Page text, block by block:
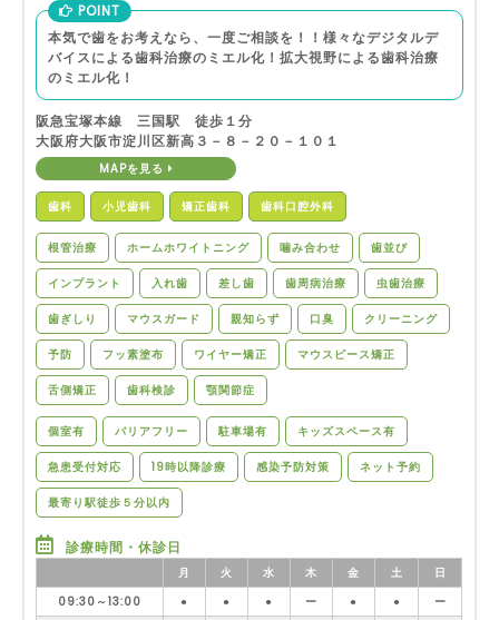
POINT
本気で歯をお考えなら、一度ご相談を！！様々なデジタルデ
バイスによる歯科治療のミエル化！拡大視野による歯科治療
のミエル化！
阪急宝塚本線 三国駅 徒歩１分
大阪府大阪市淀川区新高３－８－２０－１０１
MAPを見る
歯科 小児歯科 矯正歯科 歯科口腔外科
根管治療 ホームホワイトニング 噛み合わせ 歯並び
インプラント 入れ歯 差し歯 歯周病治療 虫歯治療
歯ぎしり マウスガード 親知らず 口臭 クリーニング
予防 フッ素塗布 ワイヤー矯正 マウスピース矯正
舌側矯正 歯科検診 顎関節症
個室有 バリアフリー 駐車場有 キッズスペース有
急患受付対応 19時以降診療 感染予防対策 ネット予約
最寄り駅徒歩５分以内
診療時間・休診日
月 火 水 木 金 土
日
09:30～13:00
● ● ● ー ● ●
ー